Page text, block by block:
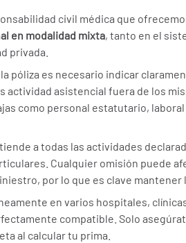
civil médica que
en modalidad mixta, tanto en el
privada.
póliza es necesario indicar
actividad asistencial fuera de los
como personal estatutario,
a todas las actividades
Cualquier omisión puede
por lo que es clave mantener
en varios hospitales,
compatible. Solo
al calcular tu prima.